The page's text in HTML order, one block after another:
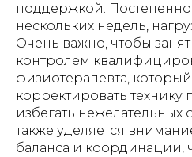
поддержкой.
нескольких недель,
Очень важно, чтобы
контролем
физиотерапевта,
корректировать
избегать нежелательных
также уделяется
баланса и координации,